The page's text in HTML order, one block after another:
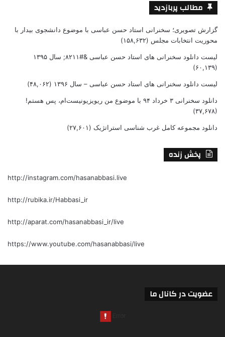
مطالب پربازدید
گزارش تصویری؛ سخنرانی استاد حسن عباسی با موضوع دانشجوی بیدار با
محوریت انتخابات مجلس (۱۵۸,۶۳۲)
لیست دانلود سخنرانی های استاد حسن عباسی &#۸۲۱۱; سال ۱۳۹۵
(۶۰,۱۳۹)
لیست دانلود سخنرانی های استاد حسن عباسی – سال ۱۳۹۶ (۴۸,۰۶۲)
دانلود سخنرانی ۳ خرداد ۹۴ با موضوع من ریویزیونیست‌ام، پس هستم!
(۳۷,۶۷۸)
دانلود مجموعه کامل غرب شناسی استراتژیک (۲۷,۶۰۱)
پخش زنده
http://instagram.com/hasanabbasi.live
http://rubika.ir/Habbasi_ir
http://aparat.com/hasanabbasi_ir/live
https://www.youtube.com/hasanabbasi/live
عضویت در کانال ما